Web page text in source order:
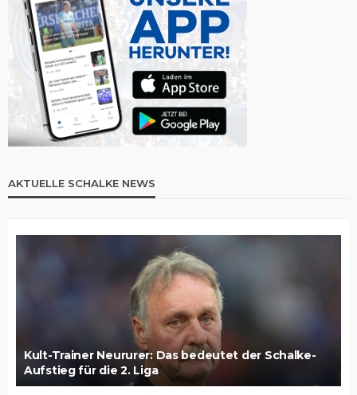
AKTUELLE SCHALKE NEWS
Kult-Trainer Neururer: Das bedeutet der Schalke-
Aufstieg für die 2. Liga